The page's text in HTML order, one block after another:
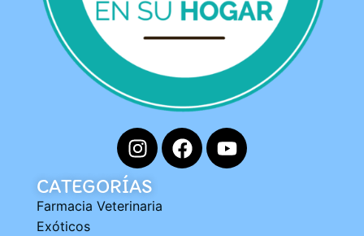
CATEGORÍAS
Farmacia Veterinaria
Exóticos